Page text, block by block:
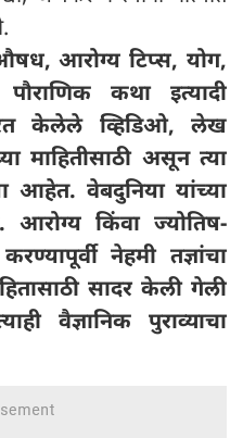
आरोग्य टिप्स, योग,
कथा इत्यादी
केलेले व्हिडिओ, लेख
माहितीसाठी असून त्या
आहेत. वेबदुनिया यांच्या
आरोग्य किंवा ज्योतिष-
नेहमी तज्ञांचा
सादर केली गेली
वैज्ञानिक पुराव्याचा